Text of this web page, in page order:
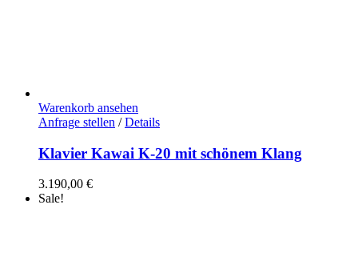
Warenkorb ansehen
Anfrage stellen / Details
Klavier Kawai K-20 mit schönem Klang
3.190,00 €
Sale!